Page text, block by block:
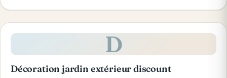
D
Décoration jardin extérieur discount